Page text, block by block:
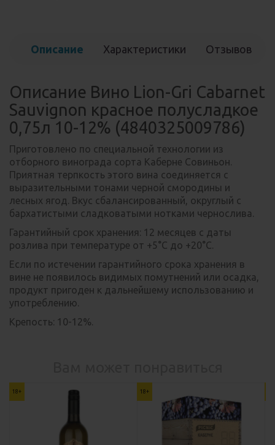
Описание Характеристики Отзывов
Описание Вино Lion-Gri Cabarnet
Sauvignon красное полусладкое
0,75л 10-12% (4840325009786)
Приготовлено по специальной технологии из
отборного винограда сорта Каберне Совиньон.
Приятная терпкость этого вина соединяется с
выразительными тонами черной смородины и
лесных ягод. Вкус сбалансированный, округлый с
бархатистыми сладковатыми нотками чернослива.
Гарантийный срок хранения: 12 месяцев с даты
розлива при температуре от +5°С до +20°С.
Если по истечении гарантийного срока хранения в
вине не появилось видимых помутнений или осадка,
продукт пригоден к дальнейшему использованию и
употреблению.
Крепость: 10-12%.
18+ 18+